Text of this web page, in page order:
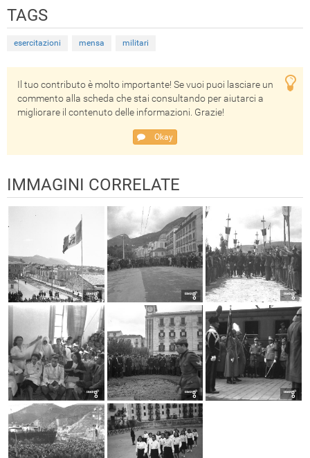
TAGS
esercitazioni mensa militari
Il tuo contributo è molto importante! Se vuoi puoi lasciare un
commento alla scheda che stai consultando per aiutarci a
migliorare il contenuto delle informazioni. Grazie!
Okay
IMMAGINI CORRELATE